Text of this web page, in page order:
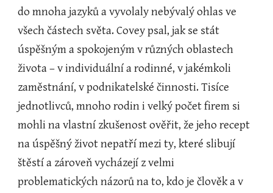
do mnoha jazyků a vyvolaly nebývalý ohlas ve
všech částech světa. Covey psal, jak se stát
úspěšným a spokojeným v různých oblastech
života – v individuální a rodinné, v jakémkoli
zaměstnání, v podnikatelské činnosti. Tisíce
jednotlivců, mnoho rodin i velký počet firem si
mohli na vlastní zkušenost ověřit, že jeho recept
na úspěšný život nepatří mezi ty, které slibují
štěstí a zároveň vycházejí z velmi
problematických názorů na to, kdo je člověk a v